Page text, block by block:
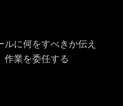
に何をすべきか伝え
作業を委任する